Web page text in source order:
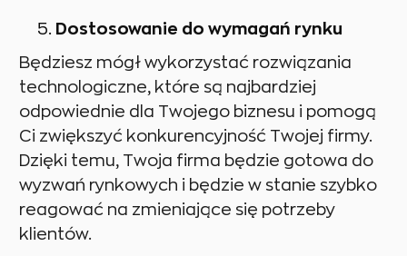
Dostosowanie do wymagań rynku
Będziesz mógł wykorzystać rozwiązania
technologiczne, które są najbardziej
odpowiednie dla Twojego biznesu i pomogą
Ci zwiększyć konkurencyjność Twojej firmy.
Dzięki temu, Twoja firma będzie gotowa do
wyzwań rynkowych i będzie w stanie szybko
reagować na zmieniające się potrzeby
klientów.